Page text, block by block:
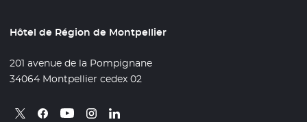
Hôtel de Région de Montpellier
201 avenue de la Pompignane
34064 Montpellier cedex 02
Retrouvez nous sur X
- Nouvelle fenêtre
Retrouvez nous sur Facebook
- Nouvelle fenêtre
Retrouvez nous sur Youtube
- Nouvelle fenêtre
Retrouvez nous sur Instagram
- Nouvelle fenêtre
Retrouvez nous sur Linkedin
- Nouvelle fenêtre